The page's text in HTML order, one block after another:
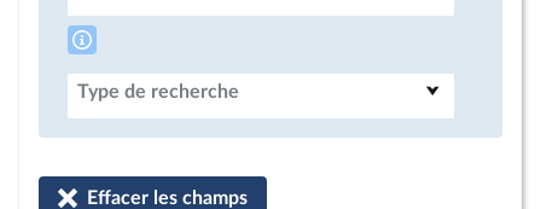
Type de recherche
Effacer les champs